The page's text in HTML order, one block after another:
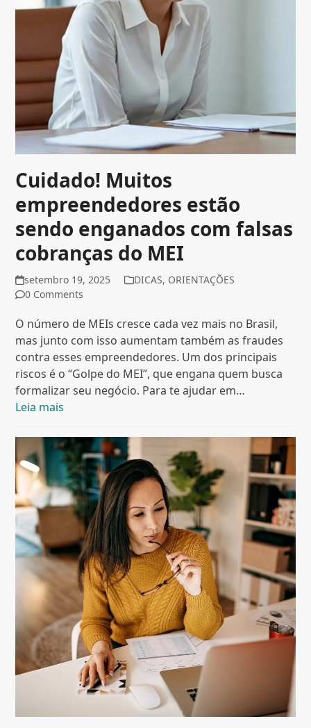
Cuidado! Muitos
empreendedores estão
sendo enganados com falsas
cobranças do MEI
setembro 19, 2025 DICAS, ORIENTAÇÕES
0 Comments
O número de MEIs cresce cada vez mais no Brasil,
mas junto com isso aumentam também as fraudes
contra esses empreendedores. Um dos principais
riscos é o “Golpe do MEI”, que engana quem busca
formalizar seu negócio. Para te ajudar em…
Leia mais